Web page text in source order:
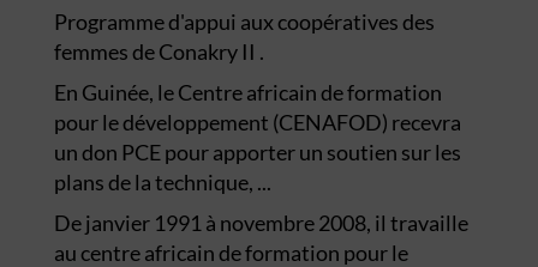
Programme d'appui aux coopératives des
femmes de Conakry II .
En Guinée, le Centre africain de formation
pour le développement (CENAFOD) recevra
un don PCE pour apporter un soutien sur les
plans de la technique, ...
De janvier 1991 à novembre 2008, il travaille
au centre africain de formation pour le